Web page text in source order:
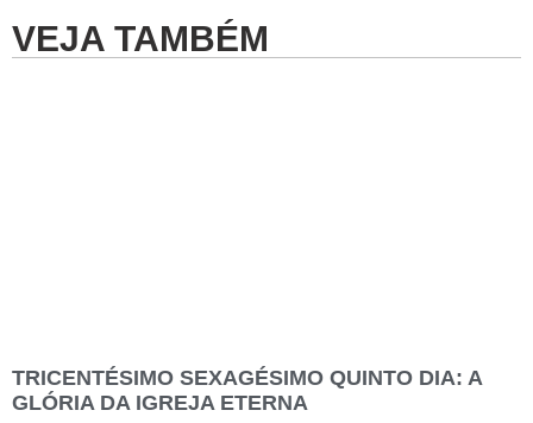
VEJA TAMBÉM
TRICENTÉSIMO SEXAGÉSIMO QUINTO DIA: A
GLÓRIA DA IGREJA ETERNA